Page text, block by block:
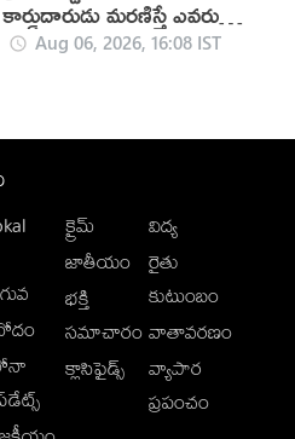
కార్డుదారుడు మరణిస్తే ఎవరు
చెల్లిస్తారు?
Aug 06, 2026, 16:08 IST
క్రైమ్
జాతీయం
భక్తి
సమాచారం
క్లాసిఫైడ్స్
విద్య
రైతు
కుటుంబం
వాతావరణం
వ్యాపార
ప్రపంచం